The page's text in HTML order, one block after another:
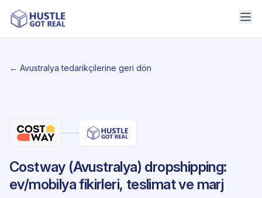
← Avustralya tedarikçilerine geri dön
Costway (Avustralya) dropshipping:
ev/mobilya fikirleri, teslimat ve marj